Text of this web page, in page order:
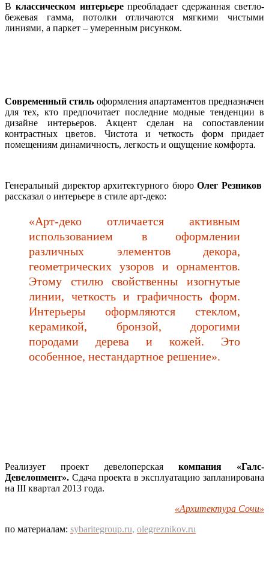
В классическом интерьерепреобладает сдержанная светло-
бежевая гамма, потолки отличаются мягкими чистыми
линиями, а паркет – умеренным рисунком.
Современный стиль оформления апартаментов предназначен
для тех, кто предпочитает последние модные тенденции в
дизайне интерьеров. Акцент сделан на сопоставлении
контрастных цветов. Чистота и четкость форм придает
помещениям динамичность, легкость и ощущение комфорта.
Генеральный директор архитектурного бюроОлег Резников
рассказал о интерьере в стиле арт-деко:
«Арт-деко отличается активным
использованием в оформлении
различных элементов декора,
геометрических узоров и орнаментов.
Этому стилю свойственны изогнутые
линии, четкость и графичность форм.
Интерьеры оформляются стеклом,
керамикой, бронзой, дорогими
породами дерева и кожей. Это
особенное, нестандартное решение».
Реализует проект девелоперская компания «Галс-
Девелопмент». Сдача проекта в эксплуатацию запланирована
на III квартал 2013 года.
«Архитектура Сочи»
по материалам: sybaritegroup.ru, olegreznikov.ru